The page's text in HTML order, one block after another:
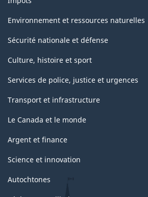
Environnement et ressources naturelles
Sécurité nationale et défense
Culture, histoire et sport
Services de police, justice et urgences
Transport et infrastructure
Le Canada et le monde
Argent et finance
Science et innovation
Autochtones